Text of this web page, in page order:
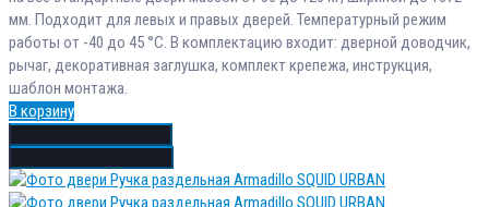
мм. Подходит для левых и правых дверей. Температурный режим
работы от -40 до 45 °С. В комплектацию входит: дверной доводчик,
рычаг, декоративная заглушка, комплект крепежа, инструкция,
шаблон монтажа.
В корзину